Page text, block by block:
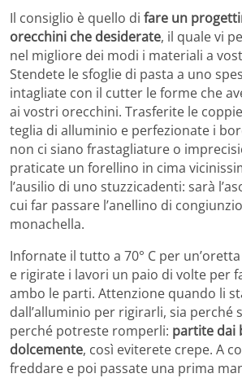
Il consiglio è quello di fare un
orecchini che desiderate, il quale vi
nel migliore dei modi i materiali a
Stendete le sfoglie di pasta a uno
intagliate con il cutter le forme che
ai vostri orecchini. Trasferite le
teglia di alluminio e perfezionate i
non ci siano frastagliature o
praticate un forellino in cima
l’ausilio di uno stuzzicadenti: sarà
cui far passare l’anellino di
monachella.
Infornate il tutto a 70° C per
e rigirate i lavori un paio di volte per
ambo le parti. Attenzione quando li
dall’alluminio per rigirarli, sia perché
perché potreste romperli: partite dai
dolcemente, così eviterete crepe. A
freddare e poi passate una prima